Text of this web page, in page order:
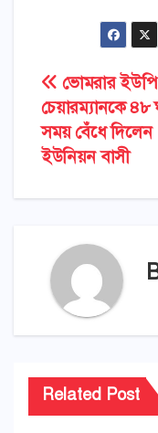
Post
ভোমরার ইউপি
চেয়ারম্যানকে ৪৮
সময় বেঁধে দিলেন
ইউনিয়ন বাসী
Related Post